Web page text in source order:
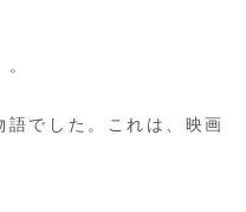
でした。これは、映画